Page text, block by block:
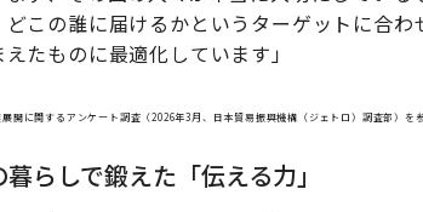
この誰に届けるかというターゲットに合
たものに最適化しています」
開に関するアンケート調査（2026年3月、日本貿易振興機構（ジェトロ）調査部）を
らしで鍛えた「伝える力」